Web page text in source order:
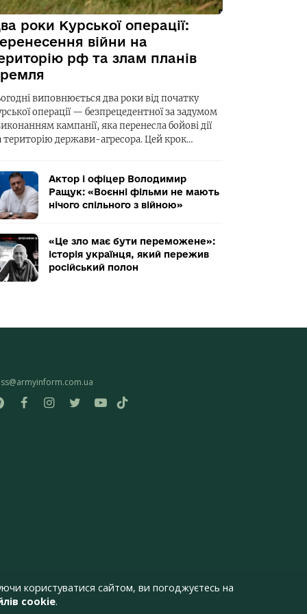
роки Курської операції:
війни на
рф та злам планів
виповнюється два роки від початку
операції — безпрецедентної за задумом
кампанії, яка перенесла бойові дії
територію держави-агресора. Цей крок…
Актор і офіцер Володимир
Ращук: «Воєнні фільми не мають
нічого спільного з війною»
«Це зло має бути переможене»:
історія українця, який пережив
російський полон
користуватися сайтом, ви погоджуєтесь на
cookie.